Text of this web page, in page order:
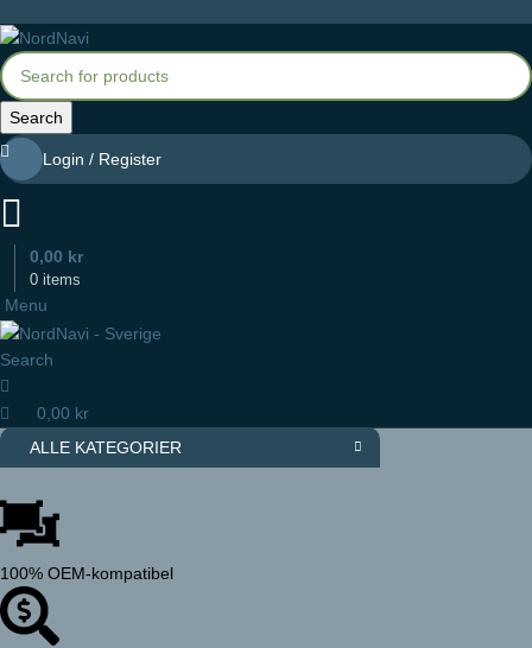
Search
Login / Register
0 items
0,00 kr
Menu
Search
0,00 kr
ALLE KATEGORIER
100% OEM-kompatibel